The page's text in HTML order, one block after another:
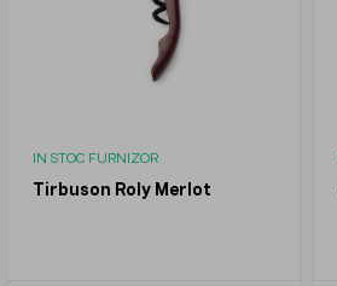
IN STOC FURNIZOR
Tirbuson Roly Merlot